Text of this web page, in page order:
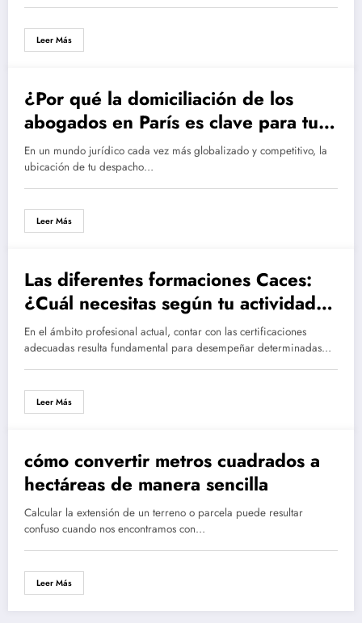
Leer Más
¿Por qué la domiciliación de los
abogados en París es clave para tu
despacho?
En un mundo jurídico cada vez más globalizado y competitivo, la
ubicación de tu despacho…
Leer Más
Las diferentes formaciones Caces:
¿Cuál necesitas según tu actividad
profesional?
En el ámbito profesional actual, contar con las certificaciones
adecuadas resulta fundamental para desempeñar determinadas…
Leer Más
cómo convertir metros cuadrados a
hectáreas de manera sencilla
Calcular la extensión de un terreno o parcela puede resultar
confuso cuando nos encontramos con…
Leer Más